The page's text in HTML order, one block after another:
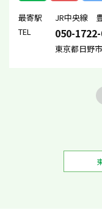
最寄駅
JR中央線
TEL
050-
東京都日野